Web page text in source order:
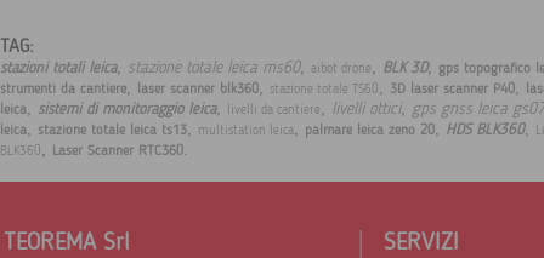
TAG:
stazioni totali leica, stazione totale leica ms60, aibot drone, BLK 3D, gps topografico
strumenti da cantiere, laser scanner blk360, stazione totale TS60, 3D laser scanner P40,
leica, sistemi di monitoraggio leica, livelli da cantiere, livelli ottici, gps gnss leica gs07
leica, stazione totale leica ts13, multistation leica, palmare leica zeno 20, HDS BLK360,
BLK360, Laser Scanner RTC360.
TEOREMA Srl SERVIZI